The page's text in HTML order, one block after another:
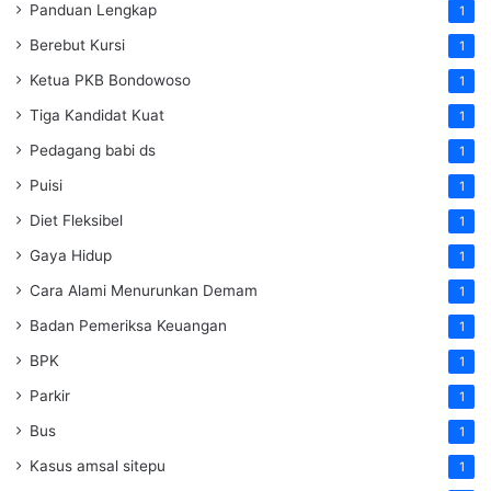
Panduan Lengkap 1
Berebut Kursi 1
Ketua PKB Bondowoso 1
Tiga Kandidat Kuat 1
Pedagang babi ds 1
Puisi 1
Diet Fleksibel 1
Gaya Hidup 1
Cara Alami Menurunkan Demam 1
Badan Pemeriksa Keuangan 1
BPK 1
Parkir 1
Bus 1
Kasus amsal sitepu 1